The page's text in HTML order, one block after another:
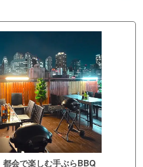
会で楽しむ手ぶらBBQ